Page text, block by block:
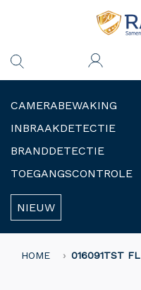
CAMERABEWAKING
INBRAAKDETECTIE
BRANDDETECTIE
TOEGANGSCONTROLE
NIEUW
HOME 016091TST FL